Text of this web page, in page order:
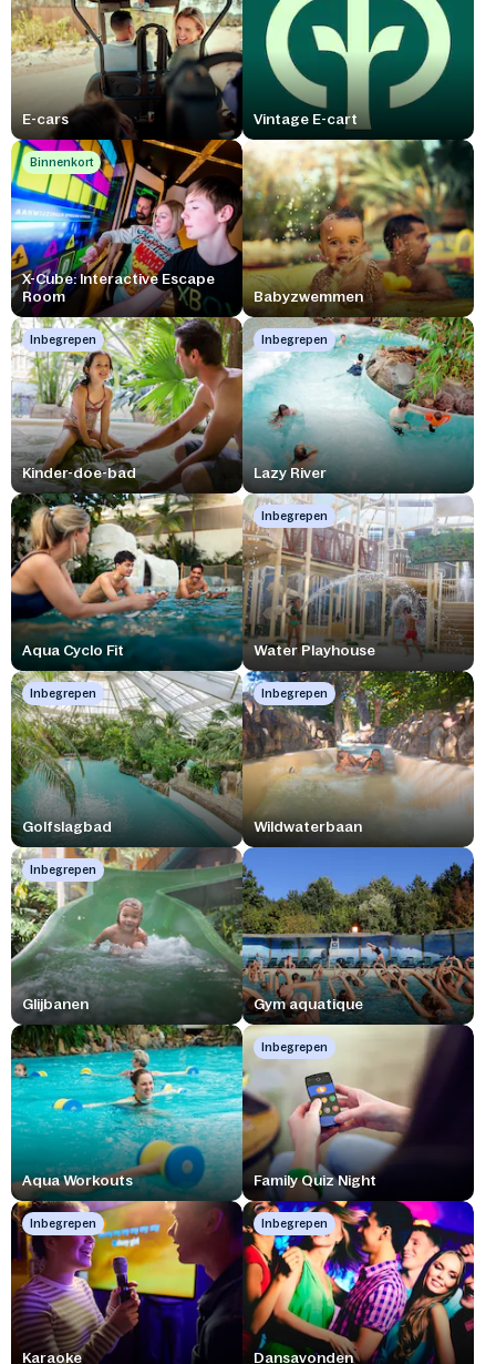
E-cars Vintage E-cart
Binnenkort
X-Cube: Interactive Escape
Room
Babyzwemmen
Inbegrepen
Kinder-doe-bad
Inbegrepen
Lazy River
Aqua Cyclo Fit
Inbegrepen
Water Playhouse
Inbegrepen
Golfslagbad
Inbegrepen
Wildwaterbaan
Inbegrepen
Glijbanen Gym aquatique
Aqua Workouts
Inbegrepen
Family Quiz Night
Inbegrepen
Karaoke
Inbegrepen
Dansavonden